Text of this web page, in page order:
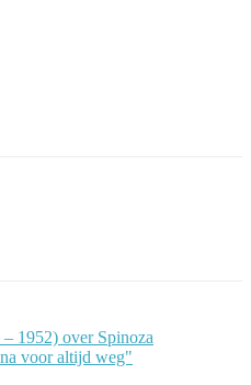
1952) over Spinoza
voor altijd weg"